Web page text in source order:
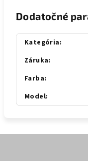
Dodatočné
Kategória:
Záruka:
Farba:
Model: